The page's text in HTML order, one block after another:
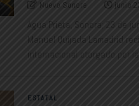
Nuevo Sonora junio
Agua Prieta, Sonora; 23 de
Manuel Quijada Lamadrid
internacional otorgado por la
ESTATAL